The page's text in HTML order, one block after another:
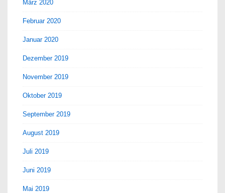
März 2020
Februar 2020
Januar 2020
Dezember 2019
November 2019
Oktober 2019
September 2019
August 2019
Juli 2019
Juni 2019
Mai 2019